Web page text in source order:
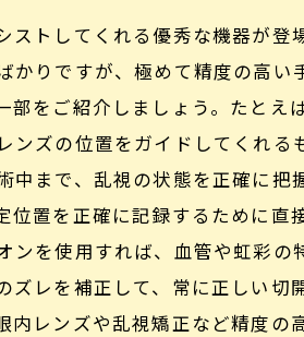
ストしてくれる優秀な機器が登
かりですが、極めて精度の高い
をご紹介しましょう。たとえ
ズの位置をガイドしてくれる
まで、乱視の状態を正確に把
置を正確に記録するために直
ンを使用すれば、血管や虹彩の
レを補正して、常に正しい切
内レンズや乱視矯正など精度の